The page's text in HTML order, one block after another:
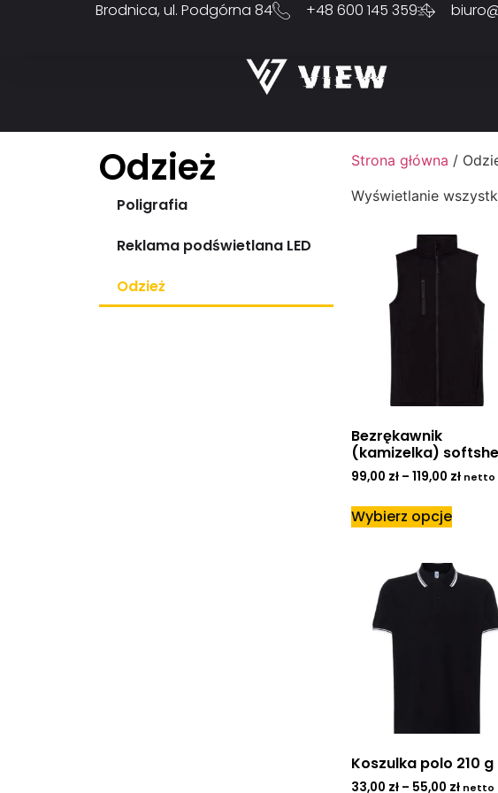
Brodnica, ul. Podgórna 84 +48 600 145 359
Odzież
Poligrafia
Reklama podświetlana LED
Odzież
Strona główna /
Wyświetlanie
Bezrękawnik
(kamizelka)
99,00 zł – 119,00 zł netto
Wybierz opcje
Koszulka polo 210 g
33,00 zł – 55,00 zł netto